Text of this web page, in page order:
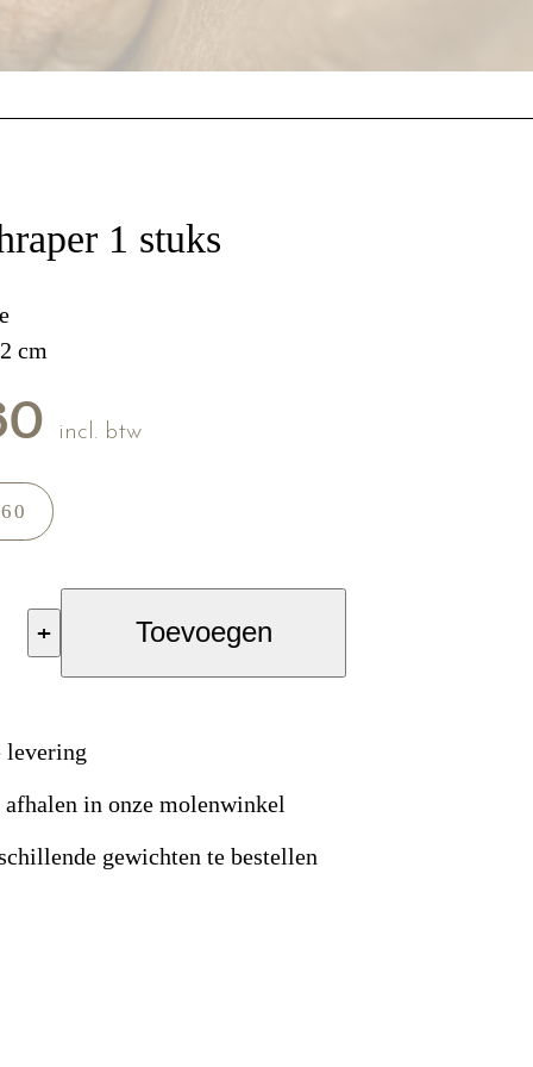
1 stuks
cm
incl. btw
+ Toevoegen
levering
in onze molenwinkel
gewichten te bestellen